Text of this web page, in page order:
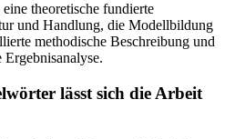
theoretische fundierte
und Handlung, die Modellbildung
methodische Beschreibung und
Ergebnisanalyse.
lässt sich die Arbeit